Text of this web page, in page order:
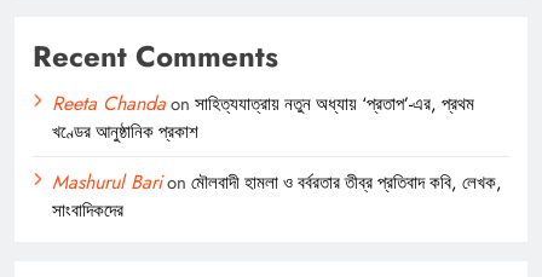
Recent Comments
Reeta Chandaon সাহিত্যযাত্রায় নতুন অধ্যায় ‘প্রতাপ’-এর, প্রথম
খণ্ডের আনুষ্ঠানিক প্রকাশ
Mashurul Barion মৌলবাদী হামলা ও বর্বরতার তীব্র প্রতিবাদ কবি, লেখক,
সাংবাদিকদের